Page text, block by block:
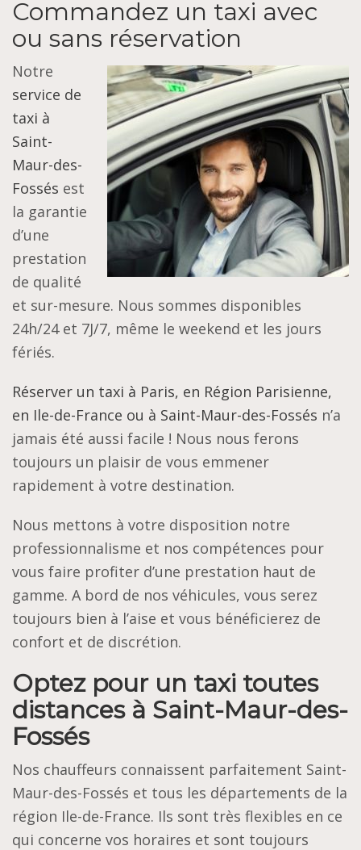
Commandez un taxi avec
ou sans réservation
Notre
service de
taxi à
Saint-
Maur-des-
Fossés est
la garantie
d’une
prestation
de qualité
et sur-mesure. Nous sommes disponibles
24h/24 et 7J/7, même le weekend et les jours
fériés.
Réserver un taxi à Paris, en Région Parisienne,
en Ile-de-France ou à Saint-Maur-des-Fossés n’a
jamais été aussi facile ! Nous nous ferons
toujours un plaisir de vous emmener
rapidement à votre destination.
Nous mettons à votre disposition notre
professionnalisme et nos compétences pour
vous faire profiter d’une prestation haut de
gamme. A bord de nos véhicules, vous serez
toujours bien à l’aise et vous bénéficierez de
confort et de discrétion.
Optez pour un taxi toutes
distances à Saint-Maur-des-
Fossés
Nos chauffeurs connaissent parfaitement Saint-
Maur-des-Fossés et tous les départements de la
région Ile-de-France. Ils sont très flexibles en ce
qui concerne vos horaires et sont toujours